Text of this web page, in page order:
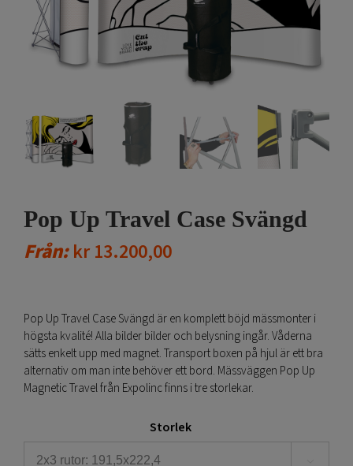
Pop Up Travel Case Svängd
Från:kr13.200,00
Pop Up Travel Case Svängd är en komplett böjd mässmonter i
högsta kvalité! Alla bilder bilder och belysning ingår. Våderna
sätts enkelt upp med magnet. Transport boxen på hjul är ett bra
alternativ om man inte behöver ett bord. Mässväggen Pop Up
Magnetic Travel från Expolinc finns i tre storlekar.
Storlek